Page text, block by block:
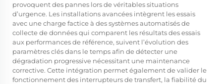
provoquent des pannes lors de véritables situations
d’urgence. Les installations avancées intègrent les essais
avec une charge factice à des systèmes automatisés de
collecte de données qui comparent les résultats des essais
aux performances de référence, suivent l’évolution des
paramètres clés dans le temps afin de détecter une
dégradation progressive nécessitant une maintenance
corrective. Cette intégration permet également de valider le
fonctionnement des interrupteurs de transfert, la fiabilité du